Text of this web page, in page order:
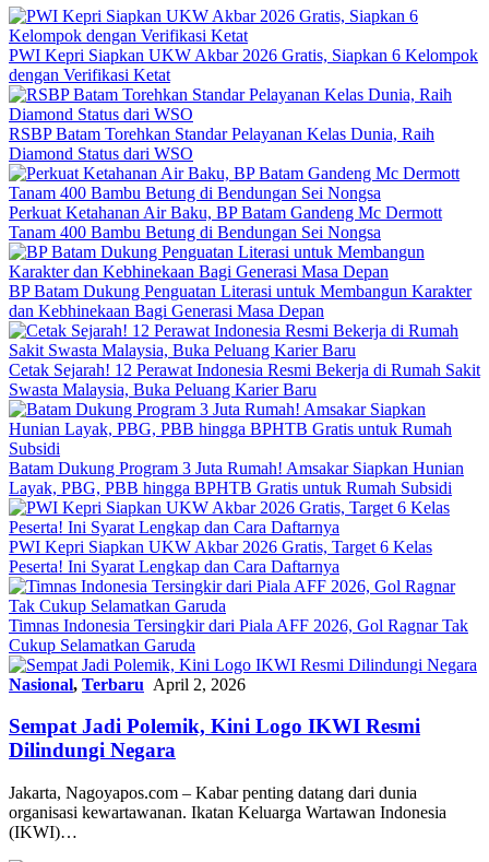
PWI Kepri Siapkan UKW Akbar 2026 Gratis, Siapkan 6 Kelompok
dengan Verifikasi Ketat
RSBP Batam Torehkan Standar Pelayanan Kelas Dunia, Raih
Diamond Status dari WSO
Perkuat Ketahanan Air Baku, BP Batam Gandeng Mc Dermott
Tanam 400 Bambu Betung di Bendungan Sei Nongsa
BP Batam Dukung Penguatan Literasi untuk Membangun Karakter
dan Kebhinekaan Bagi Generasi Masa Depan
Cetak Sejarah! 12 Perawat Indonesia Resmi Bekerja di Rumah Sakit
Swasta Malaysia, Buka Peluang Karier Baru
Batam Dukung Program 3 Juta Rumah! Amsakar Siapkan Hunian
Layak, PBG, PBB hingga BPHTB Gratis untuk Rumah Subsidi
PWI Kepri Siapkan UKW Akbar 2026 Gratis, Target 6 Kelas
Peserta! Ini Syarat Lengkap dan Cara Daftarnya
Timnas Indonesia Tersingkir dari Piala AFF 2026, Gol Ragnar Tak
Cukup Selamatkan Garuda
Nasional, Terbaru April 2, 2026
Sempat Jadi Polemik, Kini Logo IKWI Resmi
Dilindungi Negara
Jakarta, Nagoyapos.com – Kabar penting datang dari dunia
organisasi kewartawanan. Ikatan Keluarga Wartawan Indonesia
(IKWI)…